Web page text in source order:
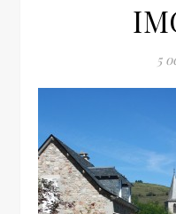
5